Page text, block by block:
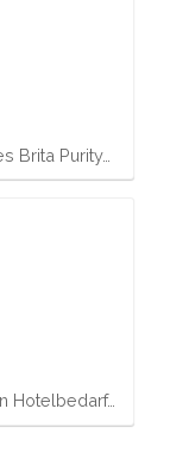
Brita Purity…
Hotelbedarf…